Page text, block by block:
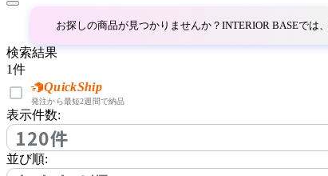
ユーティリティ
お探しの商品が見つかりませんか？INTERIOR BASEでは
検索結果
1件
QuickShip
発注から最短2週間で納品
表示件数:
120件
並び順: